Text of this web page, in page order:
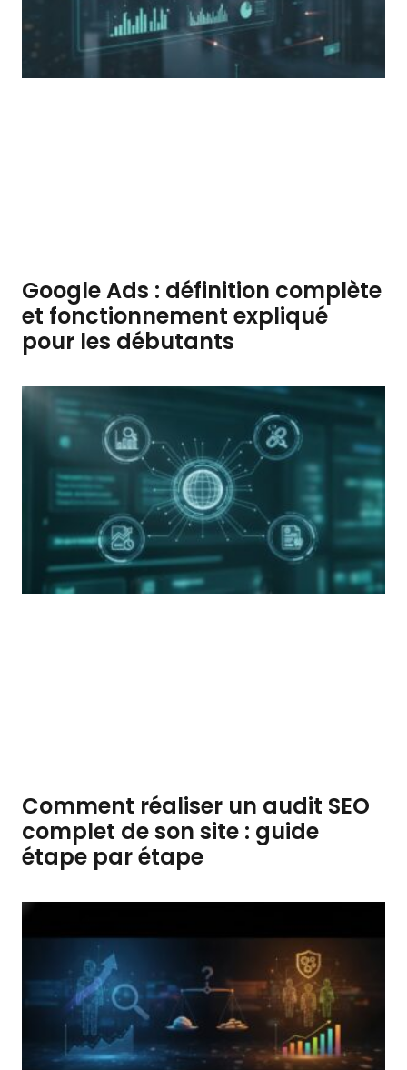
Google Ads : définition complète
et fonctionnement expliqué
pour les débutants
Comment réaliser un audit SEO
complet de son site : guide
étape par étape